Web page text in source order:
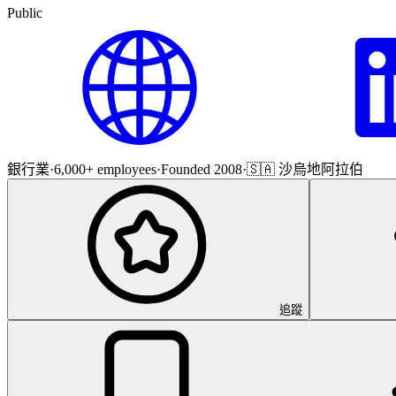
Public
銀行業·6,000+ employees·Founded 2008·🇸🇦 沙烏地阿拉伯
追蹤